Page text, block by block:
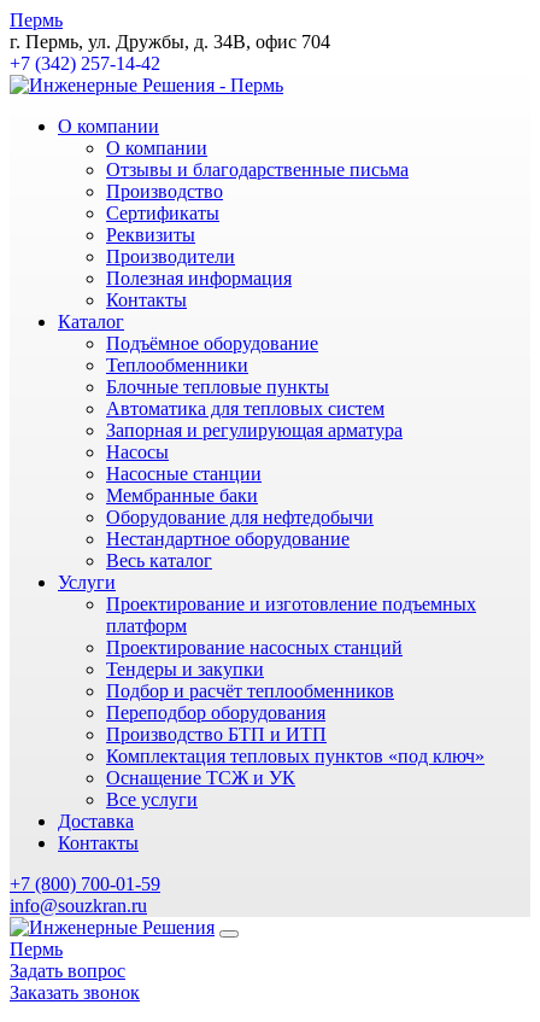
Пермь
г. Пермь, ул. Дружбы, д. 34В, офис 704
+7 (342) 257-14-42
О компании
О компании
Отзывы и благодарственные письма
Производство
Сертификаты
Реквизиты
Производители
Полезная информация
Контакты
Каталог
Подъёмное оборудование
Теплообменники
Блочные тепловые пункты
Автоматика для тепловых систем
Запорная и регулирующая арматура
Насосы
Насосные станции
Мембранные баки
Оборудование для нефтедобычи
Нестандартное оборудование
Весь каталог
Услуги
Проектирование и изготовление подъемных
платформ
Проектирование насосных станций
Тендеры и закупки
Подбор и расчёт теплообменников
Переподбор оборудования
Производство БТП и ИТП
Комплектация тепловых пунктов «под ключ»
Оснащение ТСЖ и УК
Все услуги
Доставка
Контакты
+7 (800) 700-01-59
info@souzkran.ru
Пермь
Задать вопрос
Заказать звонок